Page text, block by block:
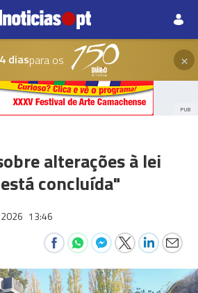
diaspara os ×
PUB
alterações à lei
concluída"
13:46